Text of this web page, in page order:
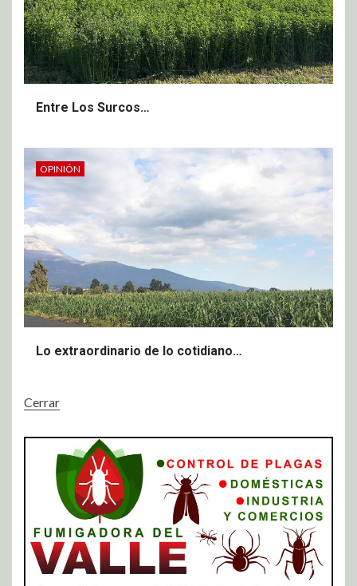
Entre Los Surcos…
OPINIÓN
Lo extraordinario de lo cotidiano…
Cerrar